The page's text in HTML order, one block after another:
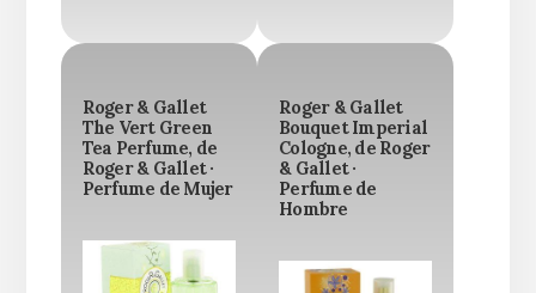
Roger & Gallet
The Vert Green
Tea Perfume, de
Roger & Gallet ·
Perfume de Mujer
Roger & Gallet
Bouquet Imperial
Cologne, de Roger
& Gallet ·
Perfume de
Hombre